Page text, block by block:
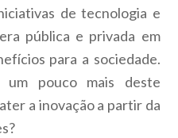
de tecnologia e
pública e privada em
para a sociedade.
um pouco mais deste
a inovação a partir da